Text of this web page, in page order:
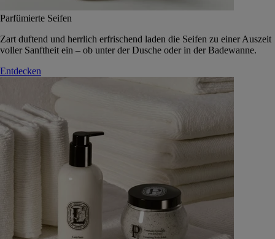
Parfümierte Seifen
Zart duftend und herrlich erfrischend laden die Seifen zu einer Auszeit
voller Sanftheit ein – ob unter der Dusche oder in der Badewanne.
Entdecken